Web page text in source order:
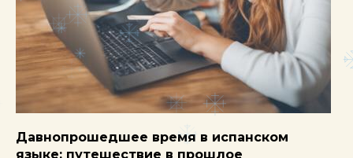
Давнопрошедшее время в испанском
языке: путешествие в прошлое